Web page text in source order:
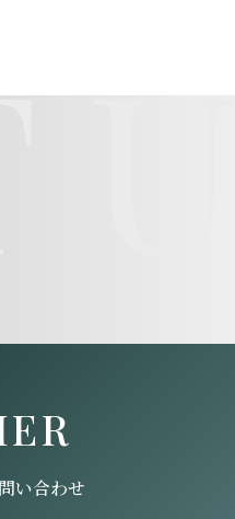
い合わせ